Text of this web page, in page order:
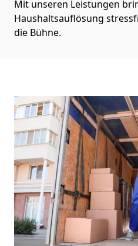
Mit unseren Leistungen
Haushaltsauflösung
die Bühne.